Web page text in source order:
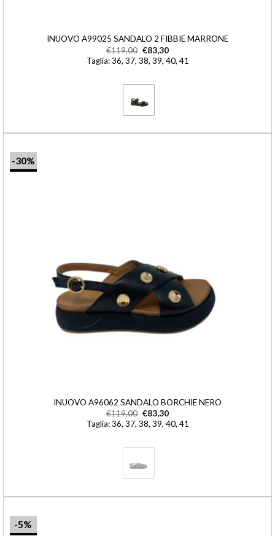
INUOVO A99025 SANDALO 2 FIBBIE MARRONE
€119,00 €83,30
Taglia: 36, 37, 38, 39, 40, 41
-30%
INUOVO A96062 SANDALO BORCHIE NERO
€119,00 €83,30
Taglia: 36, 37, 38, 39, 40, 41
-5%